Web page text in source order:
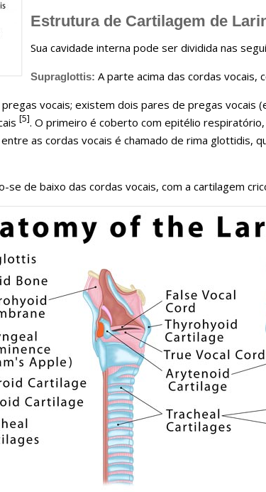
Estrutura de Cartilagem de
Sua cavidade interna pode ser dividida nas
Supraglottis: A parte acima das cordas vocais,
vocais; existem dois pares de pregas vocais
[5]. O primeiro é coberto com epitélio
as cordas vocais é chamado de rima glottidis,
se de baixo das cordas vocais, com a cartilagem